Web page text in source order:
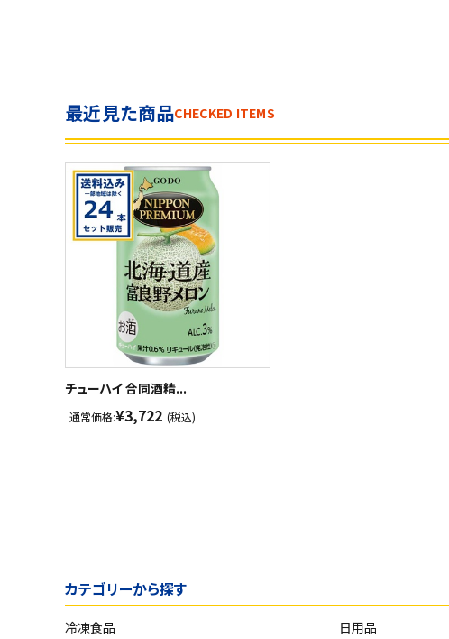
最近見た商品CHECKED ITEMS
チューハイ 合同酒精...
通常価格:¥3,722 (税込)
カテゴリーから探す
冷凍食品 日用品